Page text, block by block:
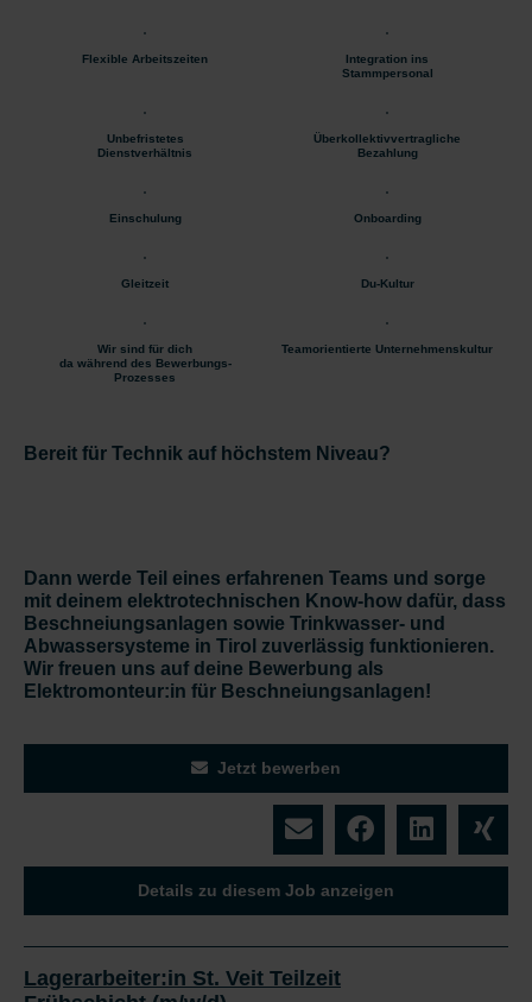
Flexible Arbeitszeiten
Integration ins
Stammpersonal
Unbefristetes
Dienstverhältnis
Überkollektivvertragliche
Bezahlung
Einschulung Onboarding
Gleitzeit Du-Kultur
Wir sind für dich
da während des Bewerbungs-
Prozesses
Teamorientierte Unternehmenskultur
Bereit für Technik auf höchstem Niveau?
Dann werde Teil eines erfahrenen Teams und sorge
mit deinem elektrotechnischen Know-how dafür, dass
Beschneiungsanlagen sowie Trinkwasser- und
Abwassersysteme in Tirol zuverlässig funktionieren.
Wir freuen uns auf deine Bewerbung als
Elektromonteur:in für Beschneiungsanlagen!
Jetzt bewerben
Details zu diesem Job anzeigen
Lagerarbeiter:in St. Veit Teilzeit